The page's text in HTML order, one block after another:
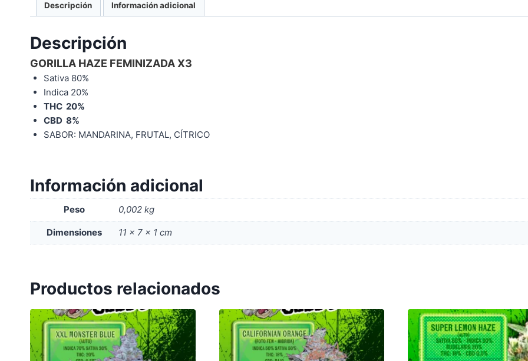
Descripción Información adicional
Descripción
GORILLA HAZE FEMINIZADA X3
Sativa 80%
Indica 20%
THC 20%
CBD 8%
SABOR: MANDARINA, FRUTAL, CÍTRICO
Información adicional
Peso 0,002 kg
Dimensiones 11 × 7 × 1 cm
Productos relacionados